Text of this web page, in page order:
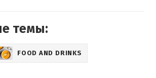
темы:
FOOD AND DRINKS